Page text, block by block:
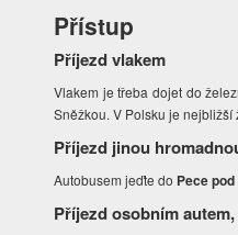
Přístup
Příjezd vlakem
Vlakem je třeba dojet do
Sněžkou. V Polsku je
Příjezd jinou
Autobusem jeďte do Pece
Příjezd osobním